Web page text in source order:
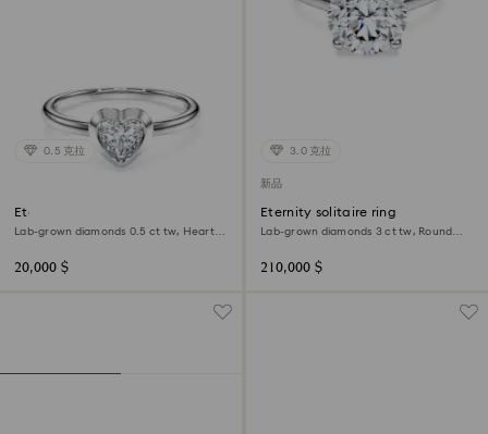
0.5 克拉
Eternity solitaire ring
Lab-grown diamonds 0.5 ct tw, Heart
20,000 $
3.0 克拉
新品
Eternity solitaire ring
Lab-grown diamonds 3 ct tw, Round
210,000 $